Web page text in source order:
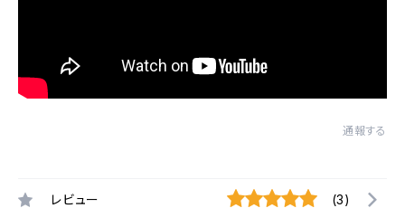
通報する
レビュー (3)